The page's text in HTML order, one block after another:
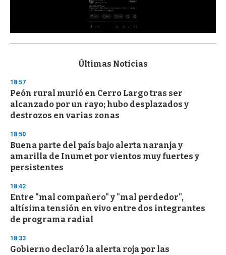
s
d
s
o
f
3
s
e
c
o
n
d
Últimas Noticias
18:57
Peón rural murió en Cerro Largo tras ser
alcanzado por un rayo; hubo desplazados y
destrozos en varias zonas
18:50
Buena parte del país bajo alerta naranja y
amarilla de Inumet por vientos muy fuertes y
persistentes
18:42
Entre "mal compañero" y "mal perdedor",
altísima tensión en vivo entre dos integrantes
de programa radial
18:33
Gobierno declaró la alerta roja por las